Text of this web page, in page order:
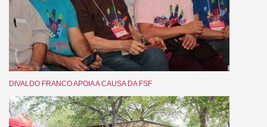
DIVALDO FRANCO APOIA A CAUSA DA FSF